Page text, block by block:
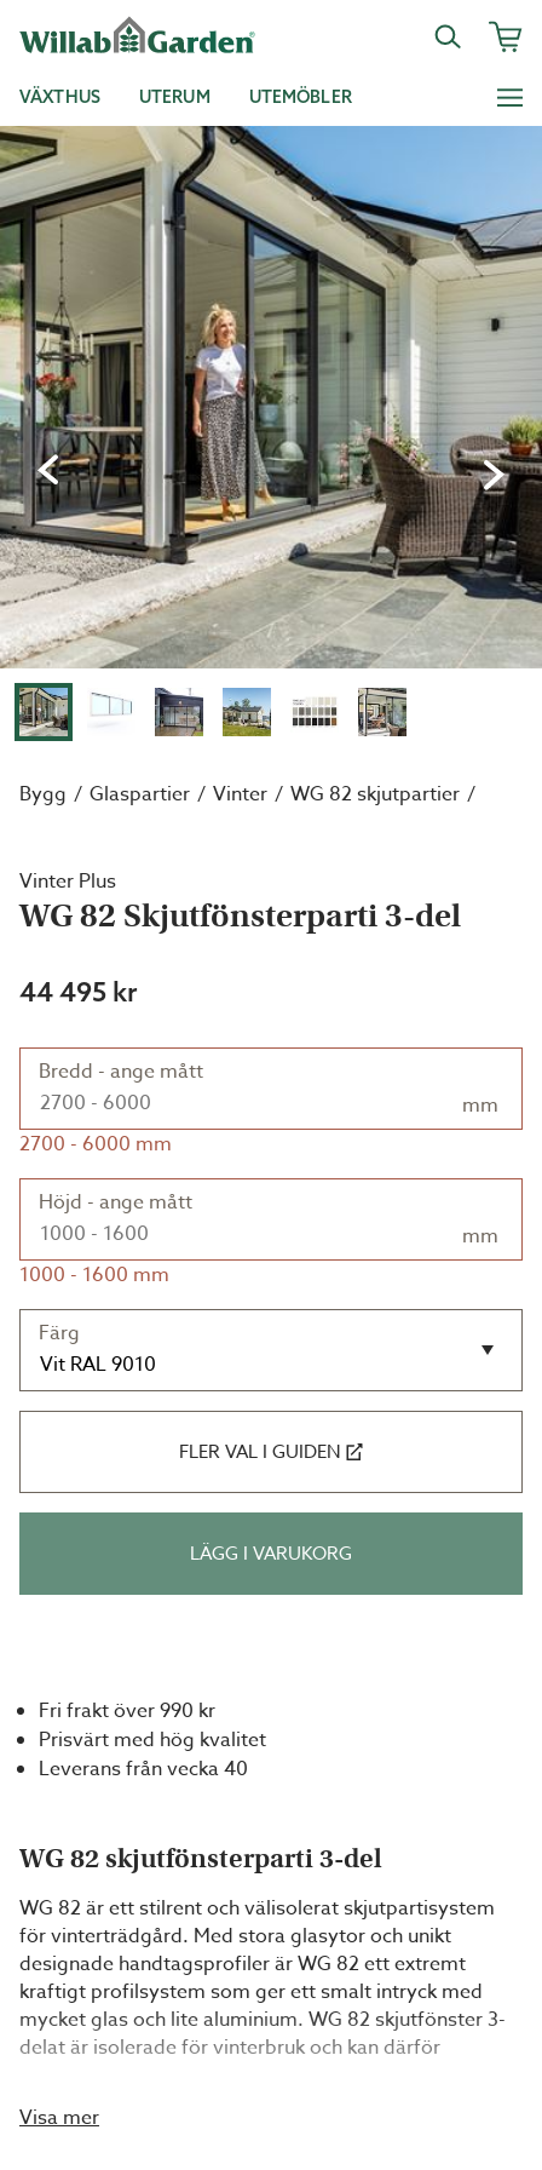
VÄXTHUS UTERUM UTEMÖBLER
Bygg Glaspartier Vinter WG 82 skjutpartier
Vinter Plus
WG 82 Skjutfönsterparti 3-del
44 495 kr
Bredd - ange mått
mm
2700 - 6000 mm
Höjd - ange mått
mm
1000 - 1600 mm
Färg
FLER VAL I GUIDEN
LÄGG I VARUKORG
Fri frakt över 990 kr
Prisvärt med hög kvalitet
Leverans från vecka 40
WG 82 skjutfönsterparti 3-del
WG 82 är ett stilrent och välisolerat skjutpartisystem
för vinterträdgård. Med stora glasytor och unikt
designade handtagsprofiler är WG 82 ett extremt
kraftigt profilsystem som ger ett smalt intryck med
mycket glas och lite aluminium. WG 82 skjutfönster 3-
delat är isolerade för vinterbruk och kan därför
Med modern design och kvalitet i varje detalj ger dessa
skjutbara fönsterpartier en mycket gedigen och elegant
Visa mer